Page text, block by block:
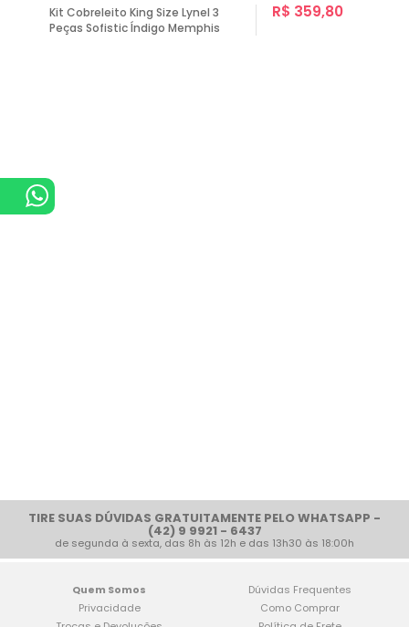
Kit Cobreleito King Size Lynel 3
Peças Sofistic Índigo Memphis
R$ 359,80
TIRE SUAS DÚVIDAS GRATUITAMENTE PELO WHATSAPP -
(42) 9 9921 - 6437
de segunda à sexta, das 8h às 12h e das 13h30 às 18:00h
Quem Somos
Privacidade
Dúvidas Frequentes
Como Comprar